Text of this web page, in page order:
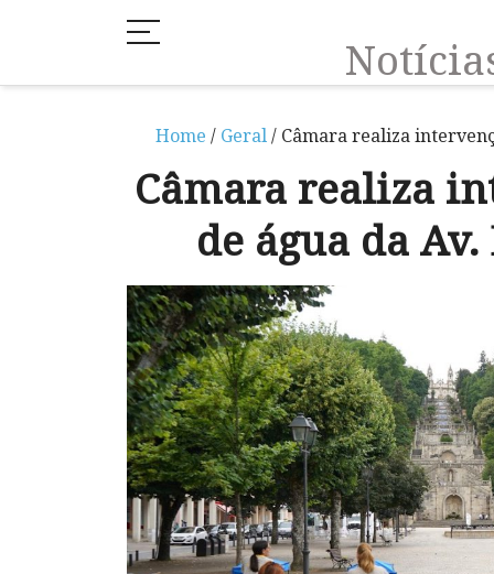
Home / Geral/ Câmara realiza
Câmara realiza
de água da